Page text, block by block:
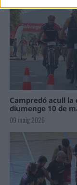
Campredó acull
diumenge 10 de
09 maig 2026